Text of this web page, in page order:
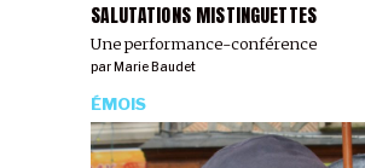
SALUTATIONS MISTINGUETTES
Une performance-conférence
par Marie Baudet
ÉMOIS